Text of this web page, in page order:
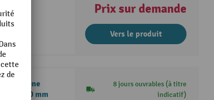
Prix sur demande
Vers le produit
à pêne
x 500 mm
8 jours ouvrables (à titre
indicatif)